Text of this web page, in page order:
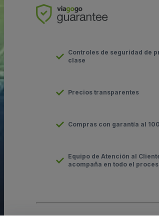
Controles de seguridad de
clase
Precios transparentes
Compras con garantía al
Equipo de Atención al
acompaña en todo el